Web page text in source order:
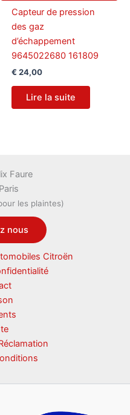
Capteur de pression
des gaz
d’échappement
9645022680 161809
€ 24,00
Lire la suite
Faure
les plaintes)
nous
Citroën